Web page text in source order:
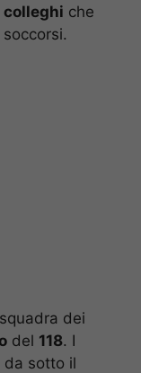
colleghi che
dei
del 118. I
da sotto il